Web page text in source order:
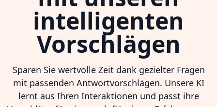
intelligenten
Vorschlägen
Sparen Sie wertvolle Zeit dank gezielter Fragen
mit passenden Antwortvorschlägen. Unsere KI
lernt aus Ihren Interaktionen und passt ihre